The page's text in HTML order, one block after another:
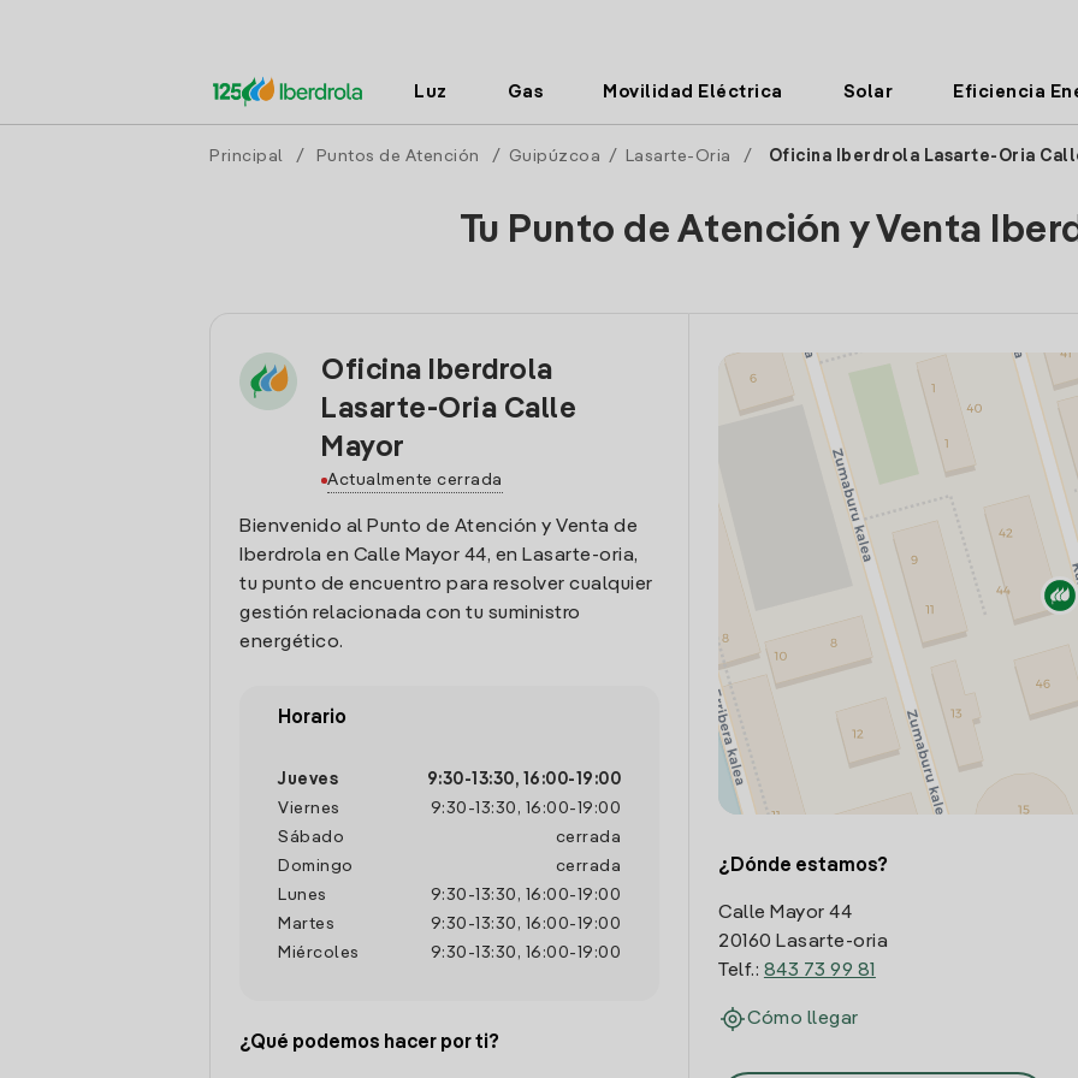
Luz Gas Movilidad Eléctrica Solar Eficiencia
Principal / Puntos de Atención / Guipúzcoa / Lasarte-Oria / Oficina Iberdrola Lasarte-Oria
Tu Punto de Atención y Venta
Oficina Iberdrola
Lasarte-Oria Calle
Mayor
Actualmente cerrada
Bienvenido al Punto de Atención y Venta de
Iberdrola en Calle Mayor 44, en Lasarte-oria,
tu punto de encuentro para resolver cualquier
gestión relacionada con tu suministro
energético.
Horario
Jueves 9:30- 13:30, 16:00- 19:00
Viernes
9:30 - 13:30 , 16:00- 19:00
Sábado
cerrada
Domingo
cerrada
Lunes
9:30 - 13:30 , 16:00- 19:00
Martes
9:30 - 13:30 , 16:00- 19:00
Miércoles
9:30 - 13:30 , 16:00- 19:00
¿Qué podemos hacer por ti?
¿Dónde estamos?
Calle Mayor 44
20160 Lasarte-oria
Telf.: 843 73 99 81
Cómo llegar